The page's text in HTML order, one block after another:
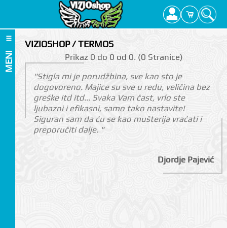
MENI
VIZIOSHOP / TERMOS
Prikаz 0 do 0 оd 0. (0 Strаnicе)
"Stigla mi je porudžbina, sve kao sto je
dogovoreno. Majice su sve u redu, veličina bez
greške itd itd... Svaka Vam čast, vrlo ste
ljubazni i efikasni, samo tako nastavite!
Siguran sam da ću se kao mušterija vraćati i
preporučiti dalje. "
Djordje Pajević